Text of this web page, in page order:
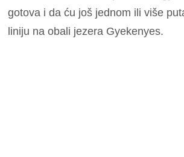
gotova i da ću još jednom ili više
liniju na obali jezera Gyekenyes.